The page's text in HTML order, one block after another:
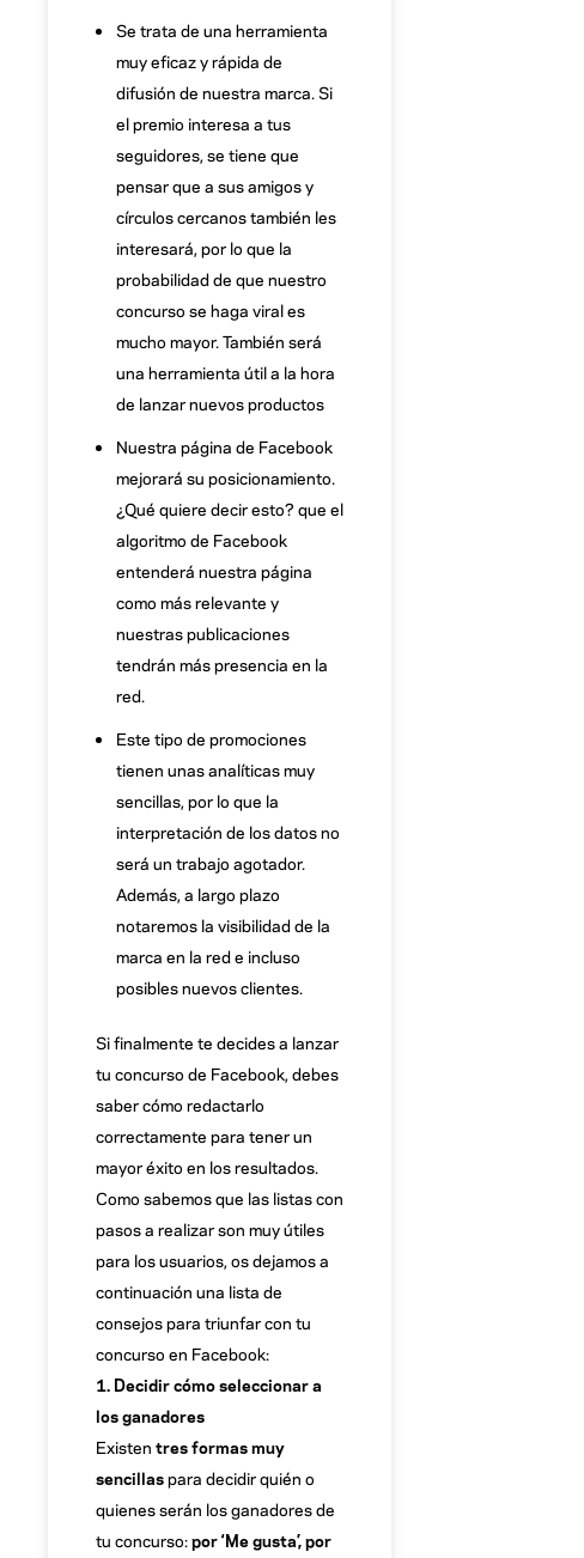
Se trata de una herramienta
muy eficaz y rápida de
difusión de nuestra marca. Si
el premio interesa a tus
seguidores, se tiene que
pensar que a sus amigos y
círculos cercanos también les
interesará, por lo que la
probabilidad de que nuestro
concurso se haga viral es
mucho mayor. También será
una herramienta útil a la hora
de lanzar nuevos productos
Nuestra página de Facebook
mejorará su posicionamiento.
¿Qué quiere decir esto? que el
algoritmo de Facebook
entenderá nuestra página
como más relevante y
nuestras publicaciones
tendrán más presencia en la
red.
Este tipo de promociones
tienen unas analíticas muy
sencillas, por lo que la
interpretación de los datos no
será un trabajo agotador.
Además, a largo plazo
notaremos la visibilidad de la
marca en la red e incluso
posibles nuevos clientes.
Si finalmente te decides a lanzar
tu concurso de Facebook, debes
saber cómo redactarlo
correctamente para tener un
mayor éxito en los resultados.
Como sabemos que las listas con
pasos a realizar son muy útiles
para los usuarios, os dejamos a
continuación una lista de
consejos para triunfar con tu
concurso en Facebook:
1. Decidir cómo seleccionar a
los ganadores
Existen tres formas muy
sencillaspara decidir quién o
quienes serán los ganadores de
tu concurso:por ‘Me gusta’, por